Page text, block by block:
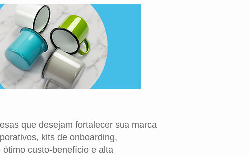
que desejam fortalecer sua marca
kits de onboarding,
custo-benefício e alta